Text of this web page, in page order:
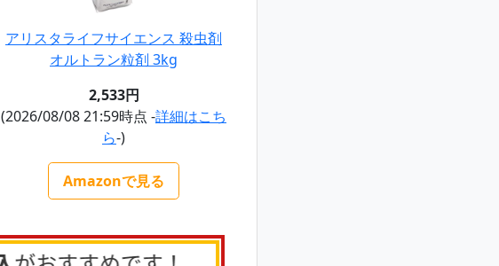
アリスタライフサイエンス 殺虫剤
オルトラン粒剤 3kg
2,533円
(2026/08/08 21:59時点 -詳細はこち
ら-)
Amazonで見る